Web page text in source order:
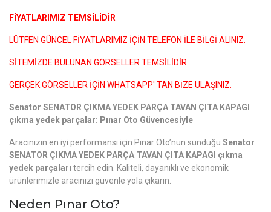
FİYATLARIMIZ TEMSİLİDİR
LÜTFEN GÜNCEL FİYATLARIMIZ İÇİN TELEFON İLE BİLGİ ALINIZ.
SİTEMİZDE BULUNAN GÖRSELLER TEMSİLİDİR.
GERÇEK GÖRSELLER İÇİN WHATSAPP' TAN BİZE ULAŞINIZ.
Senator SENATOR ÇIKMA YEDEK PARÇA TAVAN ÇITA KAPAGI
çıkma yedek parçalar: Pınar Oto Güvencesiyle
Aracınızın en iyi performansı için Pınar Oto’nun sunduğu Senator
SENATOR ÇIKMA YEDEK PARÇA TAVAN ÇITA KAPAGI çıkma
yedek parçaları tercih edin. Kaliteli, dayanıklı ve ekonomik
ürünlerimizle aracınızı güvenle yola çıkarın.
Neden Pınar Oto?